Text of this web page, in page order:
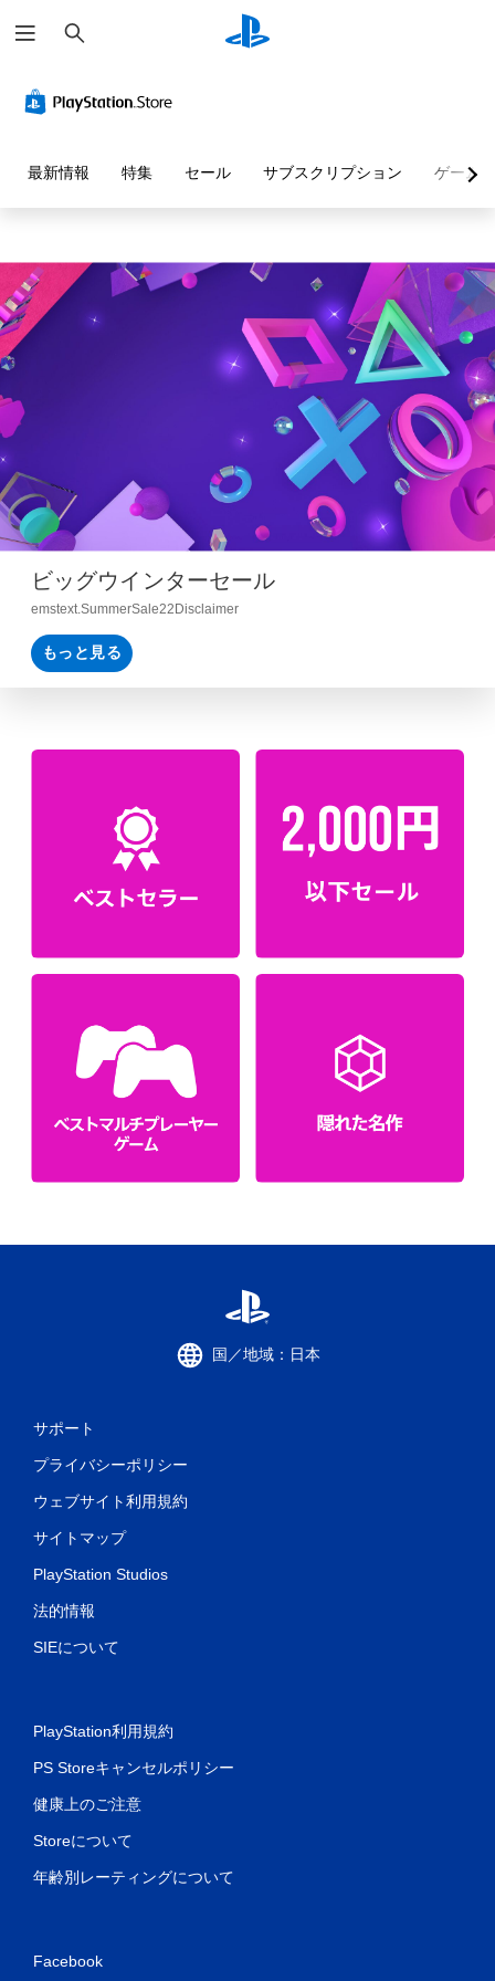
索
最新情報 特集 セール サブスクリプション ゲーム
ビッグウインターセール
emstext.SummerSale22Disclaimer
もっと見る
国／地域：日本
サポート
プライバシーポリシー
ウェブサイト利用規約
サイトマップ
PlayStation Studios
法的情報
SIEについて
PlayStation利用規約
PS Storeキャンセルポリシー
健康上のご注意
Storeについて
年齢別レーティングについて
Facebook